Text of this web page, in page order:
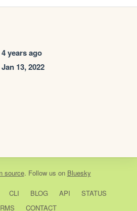
4 years ago
Jan 13, 2022
source. Follow us on Bluesky
CLI BLOG API
STATUS
CONTACT